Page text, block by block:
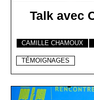
Talk avec
CAMILLE CHAMOUX
TÉMOIGNAGES